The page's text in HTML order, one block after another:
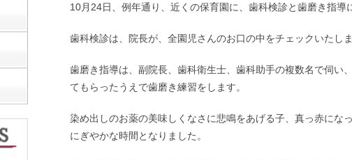
10月24日、例年通り、近くの保育園に、歯科検診と歯磨き指導
歯科検診は、院長が、全園児さんのお口の中をチェックいたし
歯磨き指導は、副院長、歯科衛生士、歯科助手の複数名で伺い
てもらったうえで歯磨き練習をします。
染め出しのお薬の美味しくなさに悲鳴をあげる子、真っ赤にな
にぎやかな時間となりました。